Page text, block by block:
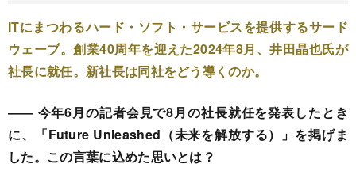
ITにまつわるハード・ソフト・サービスを提供するサード
ウェーブ。創業40周年を迎えた2024年8月、井田晶也氏が
社長に就任。新社長は同社をどう導くのか。
―― 今年6月の記者会見で8月の社長就任を発表したとき
に、「Future Unleashed（未来を解放する）」を掲げま
した。この言葉に込めた思いとは？